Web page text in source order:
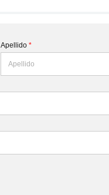
Apellido *